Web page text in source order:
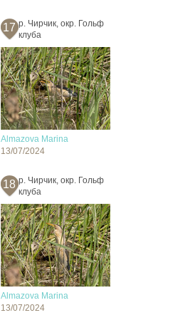
17 р. Чирчик, окр. Гольф
клуба
Almazova Marina
13/07/2024
18 р. Чирчик, окр. Гольф
клуба
Almazova Marina
13/07/2024